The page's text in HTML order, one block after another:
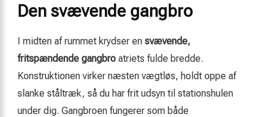
Den svævende gangbro
I midten af rummet krydser en svævende,
fritspændende gangbro atriets fulde bredde.
Konstruktionen virker næsten vægtløs, holdt oppe af
slanke ståltræk, så du har frit udsyn til stationshulen
under dig. Gangbroen fungerer som både